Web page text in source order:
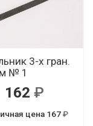
3-х гран.
№ 1
162
цена 167